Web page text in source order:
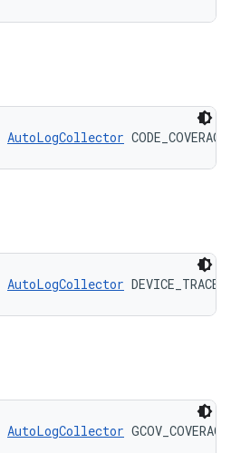
AutoLogCollector CODE_COVERAGE
AutoLogCollector DEVICE_TRACE
AutoLogCollector GCOV_COVERAGE